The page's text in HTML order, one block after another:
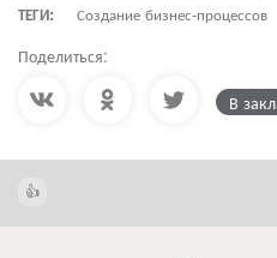
ТЕГИ:
Создание бизнес-процессов
Поделиться:
В